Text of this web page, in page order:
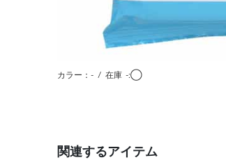
カラー：- / 在庫 -:◯
関連するアイテム